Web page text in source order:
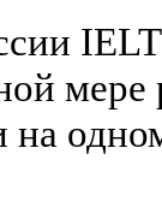
на